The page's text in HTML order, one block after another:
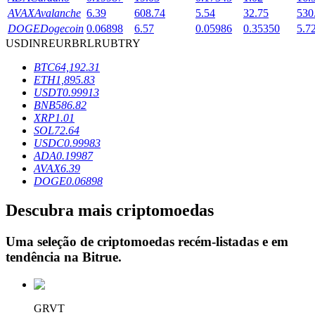
Bloqueios de BTR
Investimentos exclusivos para titulares de BTR
Empréstimos
Serviço de empréstimo apoiado por criptografia
AVAXAvalanche 6.39 608.74 5.54 32.75
DOGEDogecoin 0.06898 6.57 0.05986 0.35350
USDINREURBRLRUBTRY
BTC64,192.31
ETH1,895.83
USDT0.99913
BNB586.82
XRP1.01
SOL72.64
USDC0.99983
ADA0.19987
AVAX6.39
DOGE0.06898
Descubra mais criptomoedas
Uma seleção de criptomoedas recém-listadas e em
tendência na Bitrue.
GRVT